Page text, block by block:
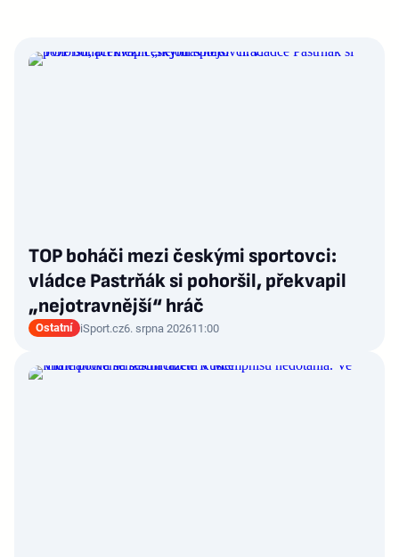
TOP boháči mezi českými sportovci:
vládce Pastrňák si pohoršil, překvapil
„nejotravnější“ hráč
Ostatní iSport.cz6. srpna 202611:00